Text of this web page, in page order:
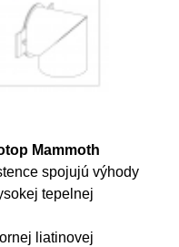
Mammoth
spojujú výhody
tepelnej
liatinovej